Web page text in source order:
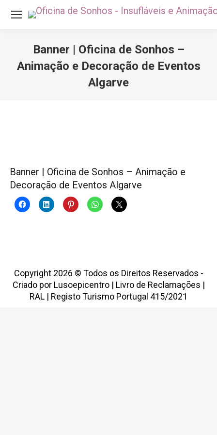
Banner | Oficina de Sonhos –
Animação e Decoração de Eventos
Algarve
Banner | Oficina de Sonhos – Animação e
Decoração de Eventos Algarve
Copyright 2026 © Todos os Direitos Reservados -
Criado por Lusoepicentro| Livro de Reclamações |
RAL | Registo Turismo Portugal 415/2021